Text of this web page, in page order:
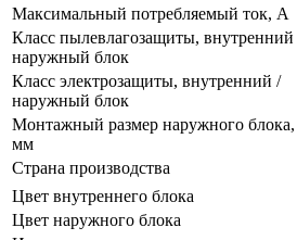
Максимальный потребляемый ток, А
Класс пылевлагозащиты, внутренний
наружный блок
Класс электрозащиты, внутренний /
наружный блок
Монтажный размер наружного блока,
мм
Страна производства
Цвет внутреннего блока
Цвет наружного блока